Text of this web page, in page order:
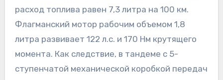
расход топлива равен 7,3 литра на 100 км.
Флагманский мотор рабочим объемом 1,8
литра развивает 122 л.с. и 170 Нм крутящего
момента. Как следствие, в тандеме с 5-
ступенчатой механической коробкой передач